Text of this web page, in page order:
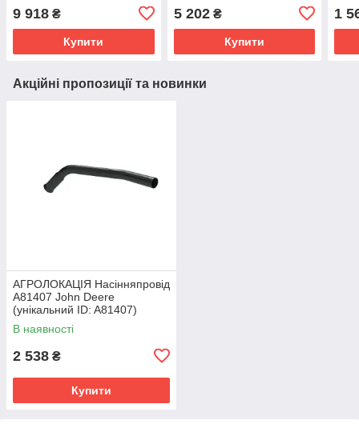
(унікальний ID: H178599)
9 918 ₴
Купити
RE346079 до John Deere
5 202₴
Купити
1
Акційні пропозиції та новинки
АГРОЛОКАЦІЯ Насінняпровід
A81407 John Deere
(унікальний ID: A81407)
В наявності
2 538 ₴
Купити